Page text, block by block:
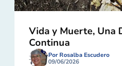
Vida y Muerte, Una
Continua
Por Rosalba Escudero
09/06/2026